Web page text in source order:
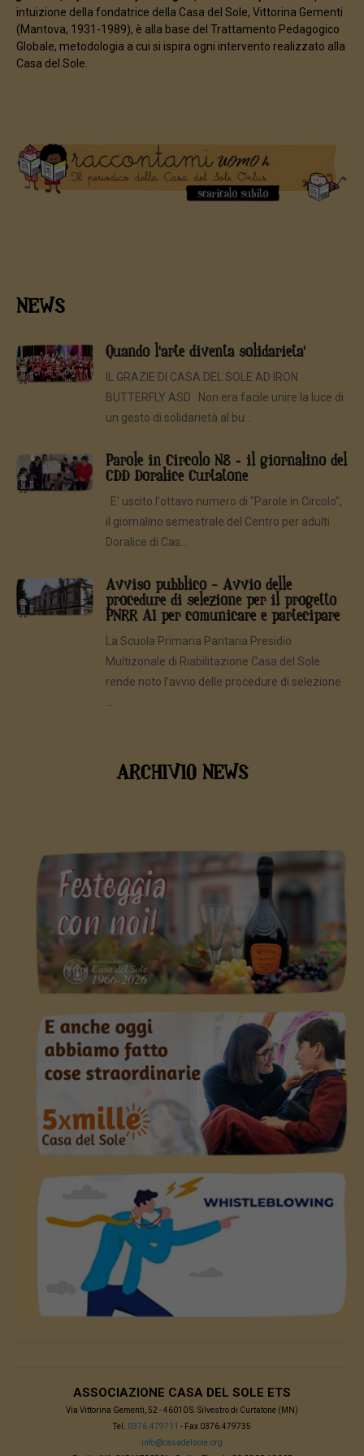
intuizione della fondatrice della Casa del Sole, Vittorina Gementi
(Mantova, 1931-1989), è alla base del Trattamento Pedagogico
Globale, metodologia a cui si ispira ogni intervento realizzato alla
Casa del Sole.
NEWS
Quando l'arte diventa solidarieta'
IL GRAZIE DI CASA DEL SOLE AD IRON
BUTTERFLY ASD Non era facile unire la luce di
un gesto di solidarietà al bu...
Parole in Circolo N8 - il giornalino del
CDD Doralice Curtatone
E' uscito l'ottavo numero di "Parole in Circolo",
il giornalino semestrale del Centro per adulti
Doralice di Cas...
Avviso pubblico – Avvio delle
procedure di selezione per il progetto
PNRR AI per comunicare e partecipare
La Scuola Primaria Paritaria Presidio
Multizonale di Riabilitazione Casa del Sole
rende noto l'avvio delle procedure di selezione
...
ARCHIVIO NEWS
ASSOCIAZIONE CASA DEL SOLE ETS
Via Vittorina Gementi, 52 - 46010 S. Silvestro di Curtatone (MN)
Tel. 0376.479711 - Fax 0376.479735
info@casadelsole.org